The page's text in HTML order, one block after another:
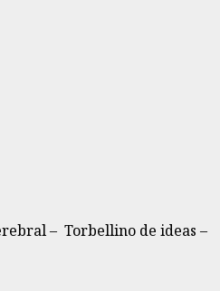
– Torbellino de ideas –